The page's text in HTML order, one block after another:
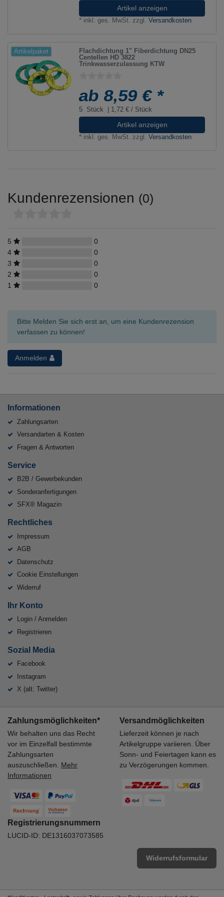
Artikel anzeigen
* inkl. ges. MwSt. zzgl.Versandkosten
Artikelpaket
Flachdichtung 1" Fiberdichtung DN25
Centellen HD 3822
Trinkwasserzulassung KTW
ab 8,59 € *
5 Stück | 1,72 € / Stück
Artikel anzeigen
* inkl. ges. MwSt. zzgl.Versandkosten
Kundenrezensionen (0)
5
0
4
0
3
0
2
0
1
0
Bitte Melden Sie sich erst an, um eine Kundenrezension
verfassen zu können!
Anmelden
Informationen
Zahlungsarten
Versandarten & Kosten
Fragen & Antworten
Service
B2B / Gewerbekunden
Sonderanfertigungen
SFX® Magazin
Rechtliches
Impressum
AGB
Datenschutz
Cookie Einstellungen
Widerruf
Ihr Konto
Login / Anmelden
Registrieren
Sozial Media
Facebook
Instagram
X (alt: Twitter)
Zahlungsmöglichkeiten*
Wir behalten uns das Recht
vor im Einzelfall bestimmte
Zahlungsarten
auszuschließen. Mehr
Informationen
Versandmöglichkeiten
Lieferzeit können je nach
Artikelgruppe variieren. Über
Sonn- und Feiertagen kann es
zu Verzögerungen kommen.
Registrierungsnummern
LUCID-ID: DE1316037073585
Widerrufsformular